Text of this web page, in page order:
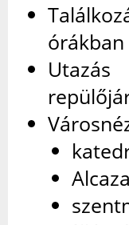
órákban